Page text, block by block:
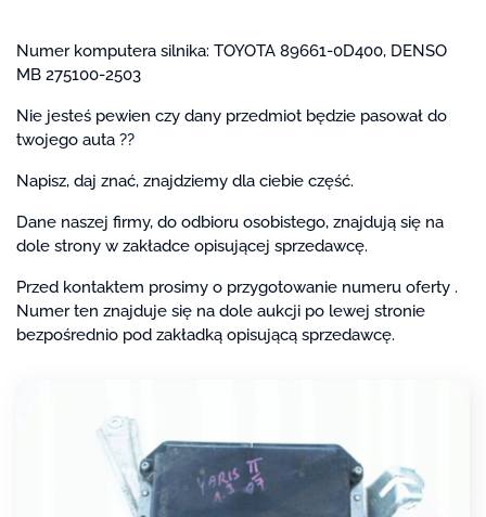
Numer komputera silnika: TOYOTA 89661-0D400, DENSO
MB 275100-2503
Nie jesteś pewien czy dany przedmiot będzie pasował do
twojego auta ??
Napisz, daj znać, znajdziemy dla ciebie część.
Dane naszej firmy, do odbioru osobistego, znajdują się na
dole strony w zakładce opisującej sprzedawcę.
Przed kontaktem prosimy o przygotowanie numeru oferty .
Numer ten znajduje się na dole aukcji po lewej stronie
bezpośrednio pod zakładką opisującą sprzedawcę.